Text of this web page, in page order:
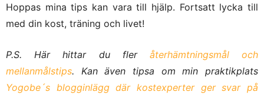
Hoppas mina tips kan vara till hjälp. Fortsatt lycka till
med din kost, träning och livet!
P.S. Här hittar du fler återhämtningsmål och
mellanmålstips. Kan även tipsa om min praktikplats
Yogobe´s blogginlägg där kostexperter ger svar på